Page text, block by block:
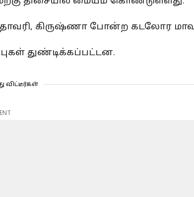
கிருஷ்ணா போன்ற கடலோர
துண்டிக்கப்பட்டன.
விட்டீர்கள்